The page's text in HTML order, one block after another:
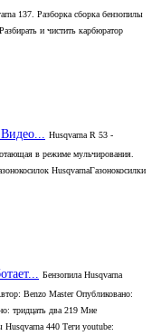
137. Разборка сборка бензопилы
и чистить карбюратор
Husqvarna R 53 -
в режиме мульчирования.
HusqvarnaГазонокосилки
Бензопила Husqvarna
Benzo Master Опубликовано:
тридцать два 219 Мне
440 Теги youtube: